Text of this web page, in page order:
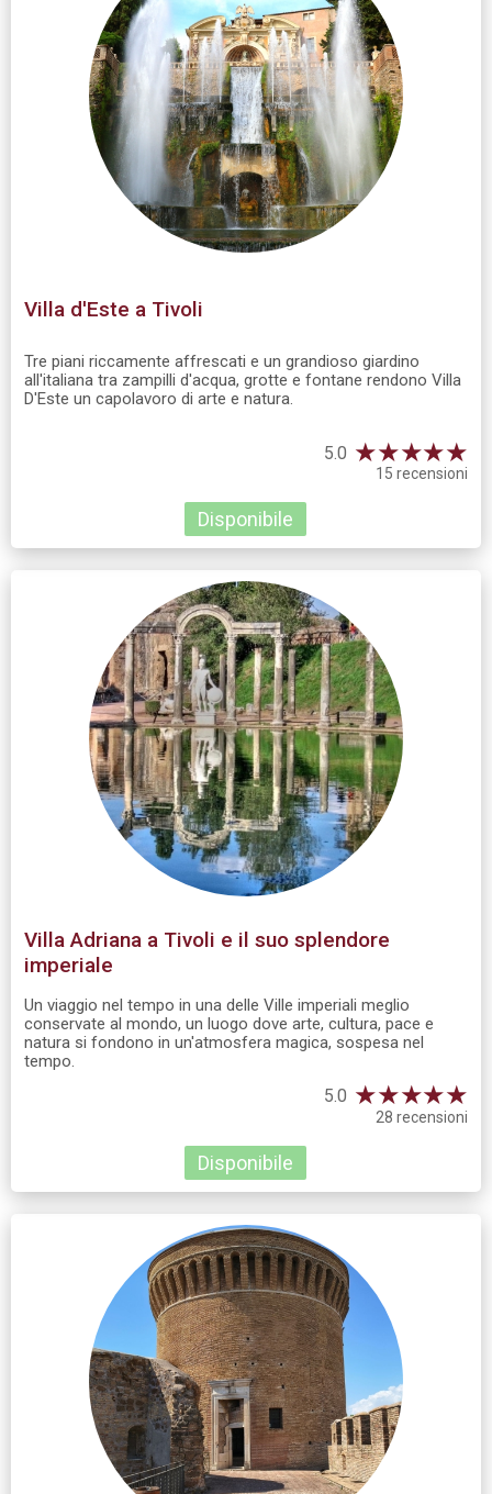
Villa d'Este a Tivoli
Tre piani riccamente affrescati e un grandioso giardino
all'italiana tra zampilli d'acqua, grotte e fontane rendono Villa
D'Este un capolavoro di arte e natura.
5.0 ★★★★★
15 recensioni
Disponibile
Villa Adriana a Tivoli e il suo splendore
imperiale
Un viaggio nel tempo in una delle Ville imperiali meglio
conservate al mondo, un luogo dove arte, cultura, pace e
natura si fondono in un'atmosfera magica, sospesa nel
tempo.
5.0 ★★★★★
28 recensioni
Disponibile